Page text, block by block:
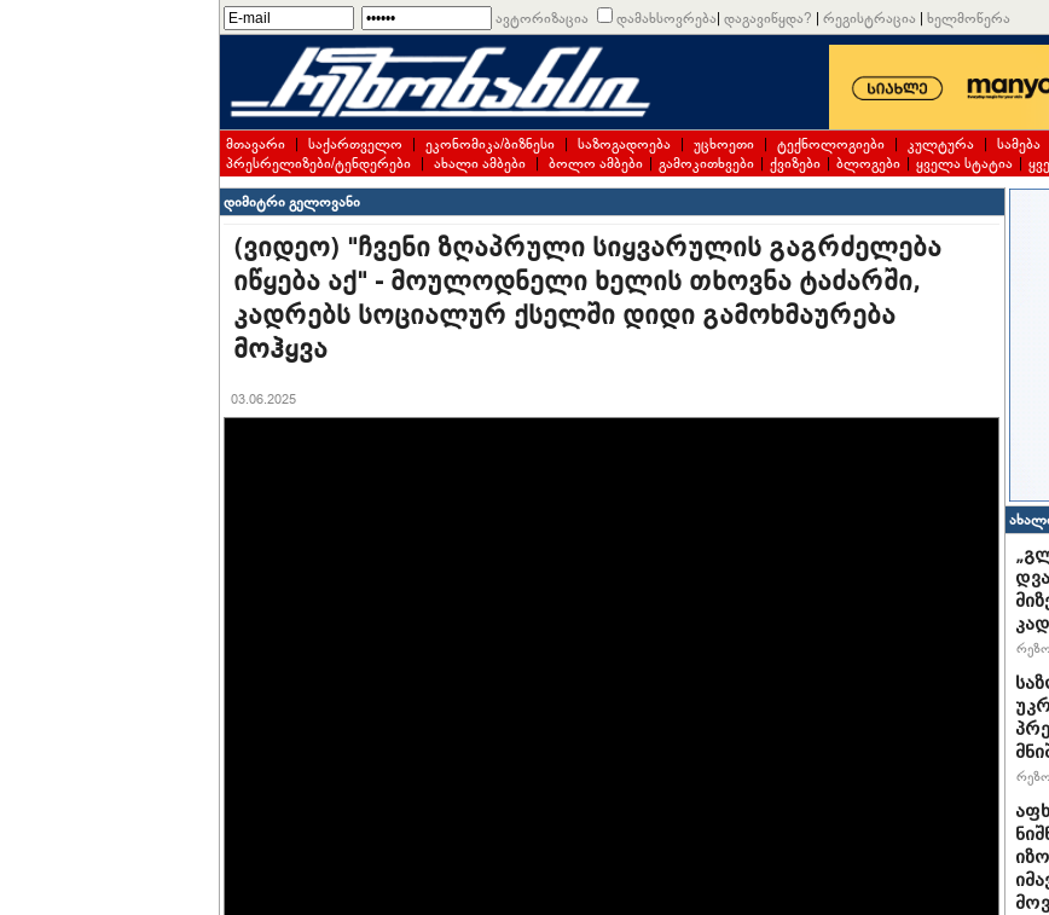
ავტორიზაცია დამახსოვრება| დაგავიწყდა? | რეგისტრაცია | ხელმოწერა
მთავარი | საქართველო | ეკონომიკა/ბიზნესი | საზოგადოება | უცხოეთი | ტექნოლოგიები | კულტურა | სამება
პრესრელიზები/ტენდერები | ახალი ამბები | ბოლო ამბები | გამოკითხვები | ქვიზები | ბლოგები | ყველა სტატია |
დიმიტრი გელოვანი
(ვიდეო) "ჩვენი ზღაპრული სიყვარულის გაგრძელება
იწყება აქ" - მოულოდნელი ხელის თხოვნა ტაძარში,
კადრებს სოციალურ ქსელში დიდი გამოხმაურება
მოჰყვა
03.06.2025